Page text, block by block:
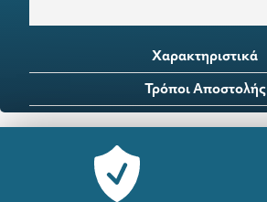
Χαρακτηριστικά
Τρόποι Αποστολής